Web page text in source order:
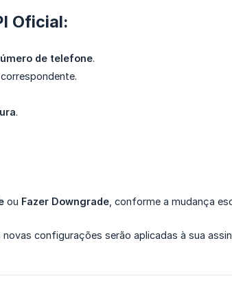
Oficial:
de telefone.
.
ou Fazer Downgrade , conforme a mudança
configurações serão aplicadas à sua